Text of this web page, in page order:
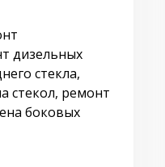
дизельных
стекла,
стекол, ремонт
боковых